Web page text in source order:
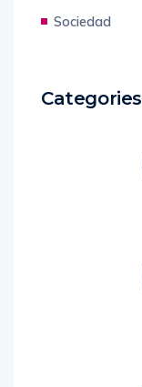
Sociedad
Categories